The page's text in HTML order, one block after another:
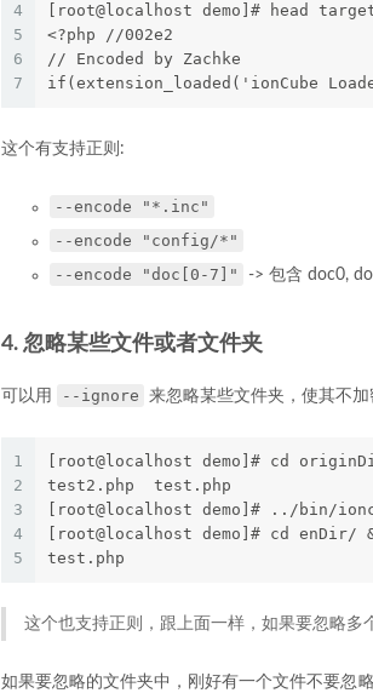
4
5
6
7
[root@localhost demo]# head
<?php //002e2
// Encoded by Zachke
if(extension_loaded('ionCube
这个有支持正则:
--encode "*.inc"
--encode "config/*"
--encode "doc[0-7]"
-> 包含 doc0,
4. 忽略某些文件或者文件夹
可以用 --ignore 来忽略某些文件夹，使其不
1
2
3
4
5
[root@localhost demo]# cd
test2.php  test.php
[root@localhost demo]# ../bin/
[root@localhost demo]# cd enDir/
test.php
这个也支持正则，跟上面一样，如果要忽略多
如果要忽略的文件夹中，刚好有一个文件不要忽